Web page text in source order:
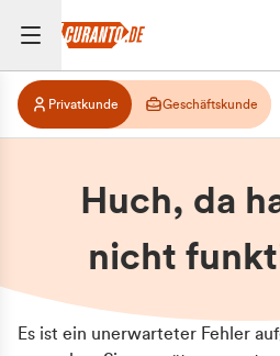
Privatkunde Geschäftskunde
Huch, da
nicht
Es ist ein unerwarteter Fehler